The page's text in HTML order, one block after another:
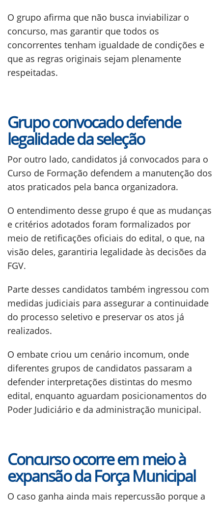
O grupo afirma que não busca inviabilizar o
concurso, mas garantir que todos os
concorrentes tenham igualdade de condições e
que as regras originais sejam plenamente
respeitadas.
Grupo convocado defende
legalidade da seleção
Por outro lado, candidatos já convocados para o
Curso de Formação defendem a manutenção dos
atos praticados pela banca organizadora.
O entendimento desse grupo é que as mudanças
e critérios adotados foram formalizados por
meio de retificações oficiais do edital, o que, na
visão deles, garantiria legalidade às decisões da
FGV.
Parte desses candidatos também ingressou com
medidas judiciais para assegurar a continuidade
do processo seletivo e preservar os atos já
realizados.
O embate criou um cenário incomum, onde
diferentes grupos de candidatos passaram a
defender interpretações distintas do mesmo
edital, enquanto aguardam posicionamentos do
Poder Judiciário e da administração municipal.
Concurso ocorre em meio à
expansão da Força Municipal
O caso ganha ainda mais repercussão porque a